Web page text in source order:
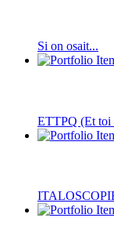
Si on osait...
ETTPQ (Et toi